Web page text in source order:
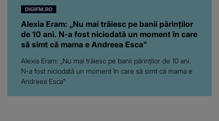
DIGIFM.RO
Alexia Eram: „Nu mai trăiesc pe banii părinților
de 10 ani. N-a fost niciodată un moment în care
să simt că mama e Andreea Esca”
Alexia Eram: „Nu mai trăiesc pe banii părinților de 10 ani.
N-a fost niciodată un moment în care să simt că mama e
Andreea Esca”